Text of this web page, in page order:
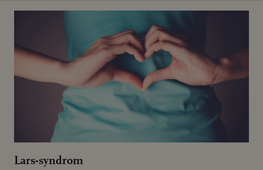
Lars-syndrom